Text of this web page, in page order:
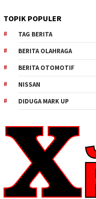
TOPIK POPULER
TAG BERITA
BERITA OLAHRAGA
BERITA OTOMOTIF
NISSAN
DIDUGA MARK UP